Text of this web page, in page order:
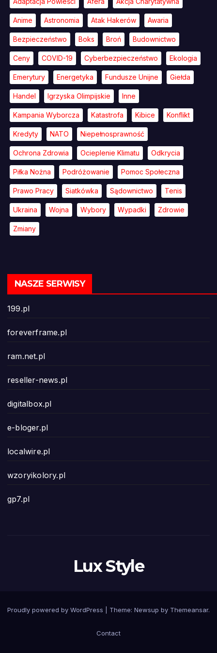
Anime Astronomia Atak Hakerów Awaria
Bezpieczeństwo Boks Broń Budownictwo
Ceny COVID-19 Cyberbezpieczeństwo Ekologia
Emerytury Energetyka Fundusze Unijne Giełda
Handel Igrzyska Olimpijskie Inne
Kampania Wyborcza Katastrofa Kibice Konflikt
Kredyty NATO Niepełnosprawność
Ochrona Zdrowia Ocieplenie Klimatu Odkrycia
Piłka Nożna Podróżowanie Pomoc Społeczna
Prawo Pracy Siatkówka Sądownictwo Tenis
Ukraina Wojna Wybory Wypadki Zdrowie
Zmiany
NASZE SERWISY
199.pl
foreverframe.pl
ram.net.pl
reseller-news.pl
digitalbox.pl
e-bloger.pl
localwire.pl
wzoryikolory.pl
gp7.pl
Lux Style
Proudly powered by WordPress Theme: Newsup by Themeansar.
Contact